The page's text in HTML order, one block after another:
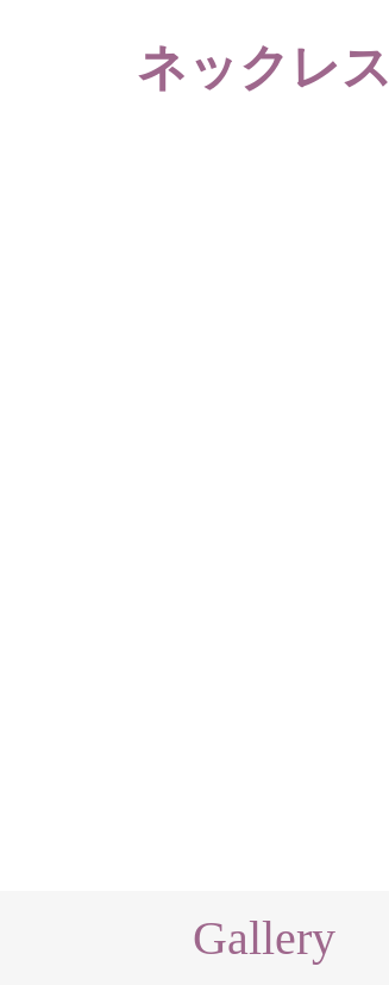
ネックレス
Gallery